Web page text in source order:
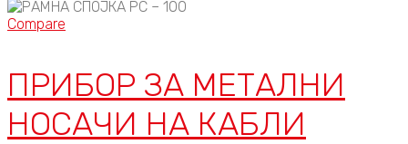
Compare
ПРИБОР ЗА МЕТАЛНИ
НОСАЧИ НА КАБЛИ